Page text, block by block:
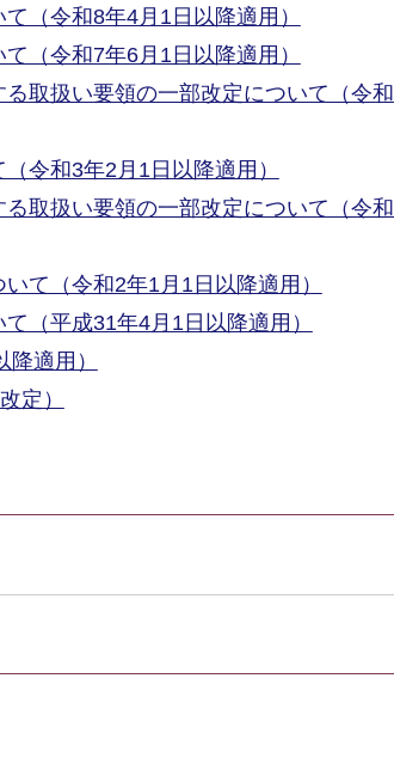
（令和8年4月1日以降適用）
（令和7年6月1日以降適用）
取扱い要領の一部改定について（令
令和3年2月1日以降適用）
取扱い要領の一部改定について（令
て（令和2年1月1日以降適用）
（平成31年4月1日以降適用）
適用）
定）